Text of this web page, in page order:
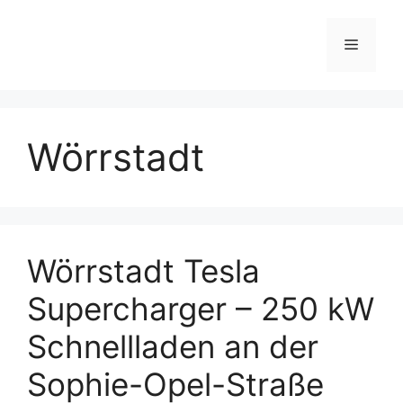
Menu
Wörrstadt
Wörrstadt Tesla
Supercharger – 250 kW
Schnellladen an der
Sophie-Opel-Straße